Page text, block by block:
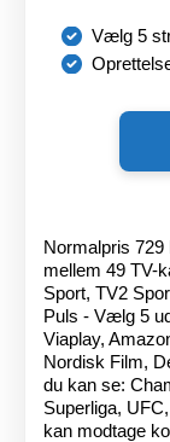
Vælg 5
Normalpris
mellem 49 TV-
Sport, TV2
Puls - Vælg 5
Viaplay,
Nordisk Film,
du kan se:
Superliga,
kan modtage